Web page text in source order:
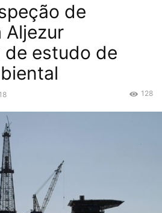
de
Aljezur
estudo de
128